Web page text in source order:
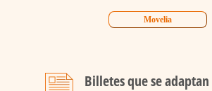
Movelia
Billetes que se